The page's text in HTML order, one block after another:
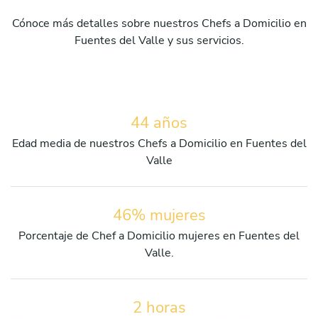
Cónoce más detalles sobre nuestros Chefs a Domicilio en
Fuentes del Valle y sus servicios.
44 años
Edad media de nuestros Chefs a Domicilio en Fuentes del
Valle
46% mujeres
Porcentaje de Chef a Domicilio mujeres en Fuentes del
Valle.
2 horas